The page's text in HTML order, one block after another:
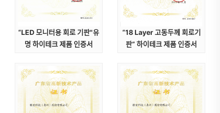
“LED 모니터용 회로 기판"유
명 하이테크 제품 인증서
“18 Layer 고동두께 회로기
판” 하이테크 제품 인증서